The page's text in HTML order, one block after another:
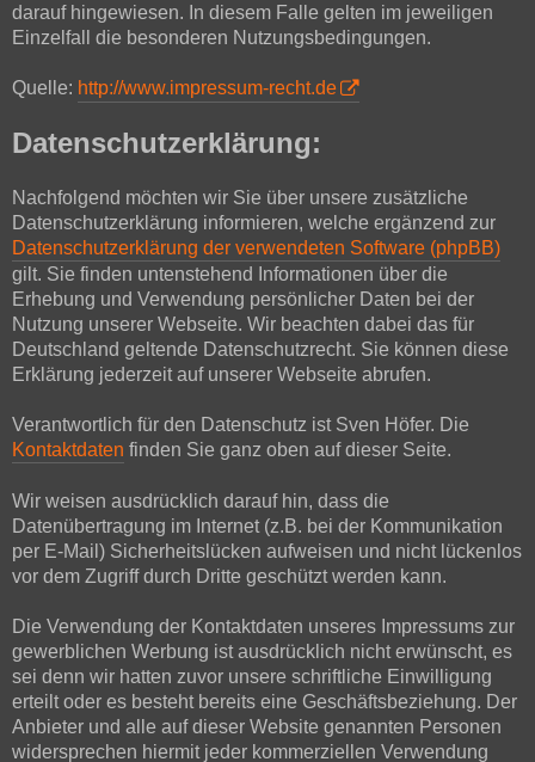
darauf hingewiesen. In diesem Falle gelten im jeweiligen
Einzelfall die besonderen Nutzungsbedingungen.
Quelle: http://www.impressum-recht.de
Datenschutzerklärung:
Nachfolgend möchten wir Sie über unsere zusätzliche
Datenschutzerklärung informieren, welche ergänzend zur
Datenschutzerklärung der verwendeten Software (phpBB)
gilt. Sie finden untenstehend Informationen über die
Erhebung und Verwendung persönlicher Daten bei der
Nutzung unserer Webseite. Wir beachten dabei das für
Deutschland geltende Datenschutzrecht. Sie können diese
Erklärung jederzeit auf unserer Webseite abrufen.
Verantwortlich für den Datenschutz ist Sven Höfer. Die
Kontaktdaten finden Sie ganz oben auf dieser Seite.
Wir weisen ausdrücklich darauf hin, dass die
Datenübertragung im Internet (z.B. bei der Kommunikation
per E-Mail) Sicherheitslücken aufweisen und nicht lückenlos
vor dem Zugriff durch Dritte geschützt werden kann.
Die Verwendung der Kontaktdaten unseres Impressums zur
gewerblichen Werbung ist ausdrücklich nicht erwünscht, es
sei denn wir hatten zuvor unsere schriftliche Einwilligung
erteilt oder es besteht bereits eine Geschäftsbeziehung. Der
Anbieter und alle auf dieser Website genannten Personen
widersprechen hiermit jeder kommerziellen Verwendung